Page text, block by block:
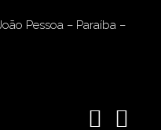
Pessoa – Paraíba –